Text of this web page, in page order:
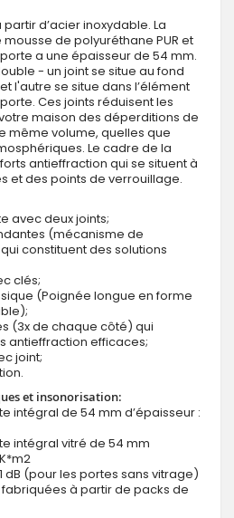
d’acier inoxydable. La
de polyuréthane PUR et
a une épaisseur de 54 mm.
- un joint se situe au fond
l'autre se situe dans l’élément
Ces joints réduisent les
maison des déperditions de
même volume, quelles que
Le cadre de la
antieffraction qui se situent à
et des points de verrouillage.
avec deux joints;
(mécanisme de
constituent des solutions
clés;
(Poignée longue en forme
(3x de chaque côté) qui
antieffraction efficaces;
joint;
et insonorisation:
intégral de 54 mm d’épaisseur :
intégral vitré de 54 mm
dB (pour les portes sans vitrage)
à partir de packs de